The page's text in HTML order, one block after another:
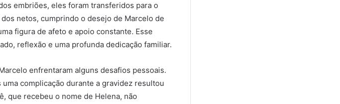
embriões, eles foram transferidos para o
netos, cumprindo o desejo de Marcelo de
figura de afeto e apoio constante. Esse
reflexão e uma profunda dedicação familiar.
enfrentaram alguns desafios pessoais.
complicação durante a gravidez resultou
que recebeu o nome de Helena, não